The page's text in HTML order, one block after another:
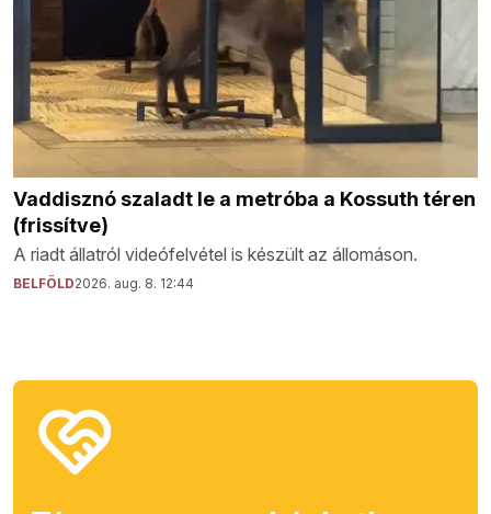
Vaddisznó szaladt le a metróba a Kossuth téren
(frissítve)
A riadt állatról videófelvétel is készült az állomáson.
BELFÖLD2026. aug. 8. 12:44